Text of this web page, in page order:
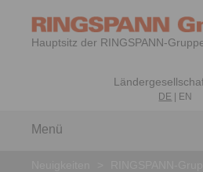
Hauptsitz der RINGSPANN-
DE EN
Menü